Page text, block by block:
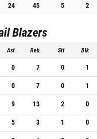
24 45 5 2
Blazers
Ast Reb Stl Blk
0 7 0
1
0 7 0
1
9 13 2
0
5 3 1
0